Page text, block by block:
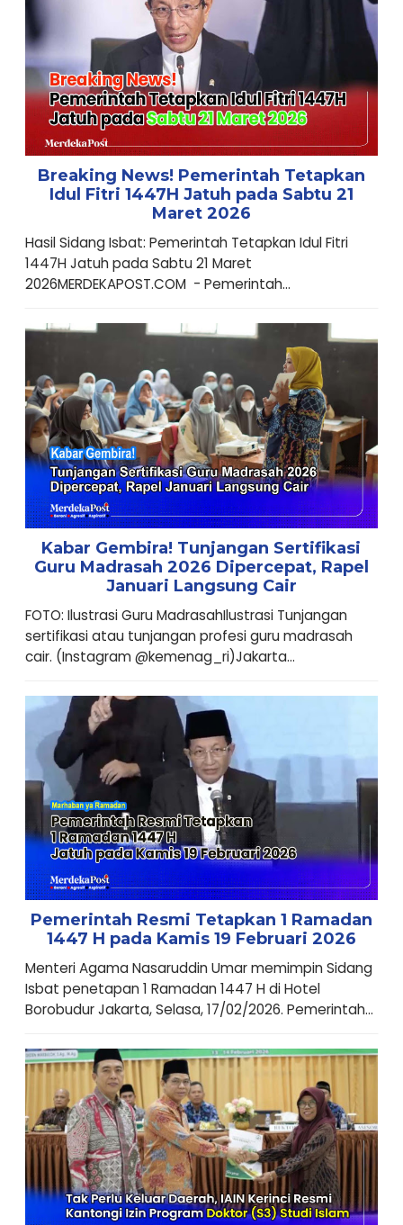
Breaking News! Pemerintah Tetapkan
Idul Fitri 1447H Jatuh pada Sabtu 21
Maret 2026
Hasil Sidang Isbat: Pemerintah Tetapkan Idul Fitri
1447H Jatuh pada Sabtu 21 Maret
2026MERDEKAPOST.COM - Pemerintah...
Kabar Gembira! Tunjangan Sertifikasi
Guru Madrasah 2026 Dipercepat, Rapel
Januari Langsung Cair
FOTO: Ilustrasi Guru MadrasahIlustrasi Tunjangan
sertifikasi atau tunjangan profesi guru madrasah
cair. (Instagram @kemenag_ri)Jakarta...
Pemerintah Resmi Tetapkan 1 Ramadan
1447 H pada Kamis 19 Februari 2026
Menteri Agama Nasaruddin Umar memimpin Sidang
Isbat penetapan 1 Ramadan 1447 H di Hotel
Borobudur Jakarta, Selasa, 17/02/2026. Pemerintah...